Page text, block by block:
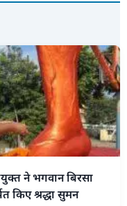
ने भगवान बिरसा
किए श्रद्धा सुमन